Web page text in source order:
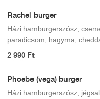
Rachel burger
Házi hamburgerszósz,
2 990 Ft
Phoebe (vega) burger
Házi hamburgerszósz,